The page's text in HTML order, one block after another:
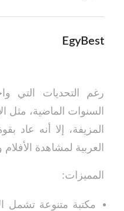
EgyBest
السنوات الماضية، مثل
المزيفة، إلا أنه عاد
العربية لمشاهدة
المميزات:
مكتبة متنوعة تشمل